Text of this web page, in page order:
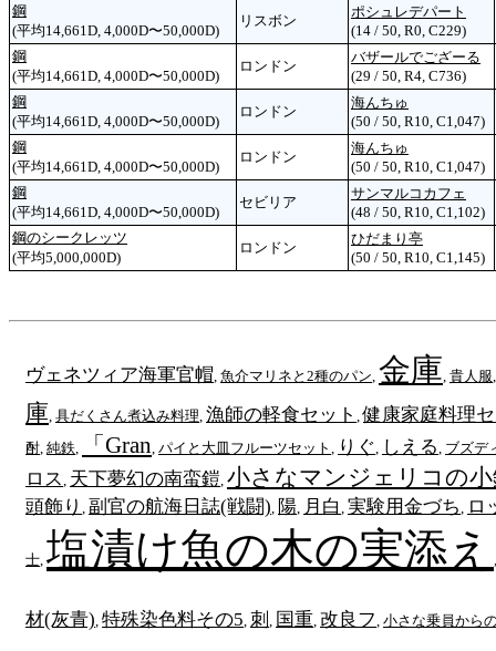
鋼
(平均14,661D, 4,000D〜50,000D)
リスボン
ポシュレデパート
(14 / 50, R0, C229)
鋼
(平均14,661D, 4,000D〜50,000D)
ロンドン
バザールでござーる
(29 / 50, R4, C736)
鋼
(平均14,661D, 4,000D〜50,000D)
ロンドン
海んちゅ
(50 / 50, R10, C1,047)
鋼
(平均14,661D, 4,000D〜50,000D)
ロンドン
海んちゅ
(50 / 50, R10, C1,047)
鋼
(平均14,661D, 4,000D〜50,000D)
セビリア
サンマルコカフェ
(48 / 50, R10, C1,102)
鋼のシークレッツ
(平均5,000,000D)
ロンドン
ひだまり亭
(50 / 50, R10, C1,145)
ヴェネツィア海軍官帽 魚介マリネと2種のパン 金庫 貴人服
庫 具だくさん煮込み料理 漁師の軽食セット ,健康家庭料理
酎 純鉄 「Gran パイと大皿フルーツセット りぐ しえる ブズデ
ロス 天下夢幻の南蛮鎧 小さなマンジェリコの
頭飾り 副官の航海日誌(戦闘) 陽 月白 実験用金づち ロ
士 塩漬け魚の木の実添え
材(灰青) 特殊染色料その5 刺 国重 改良フ 小さな乗員から